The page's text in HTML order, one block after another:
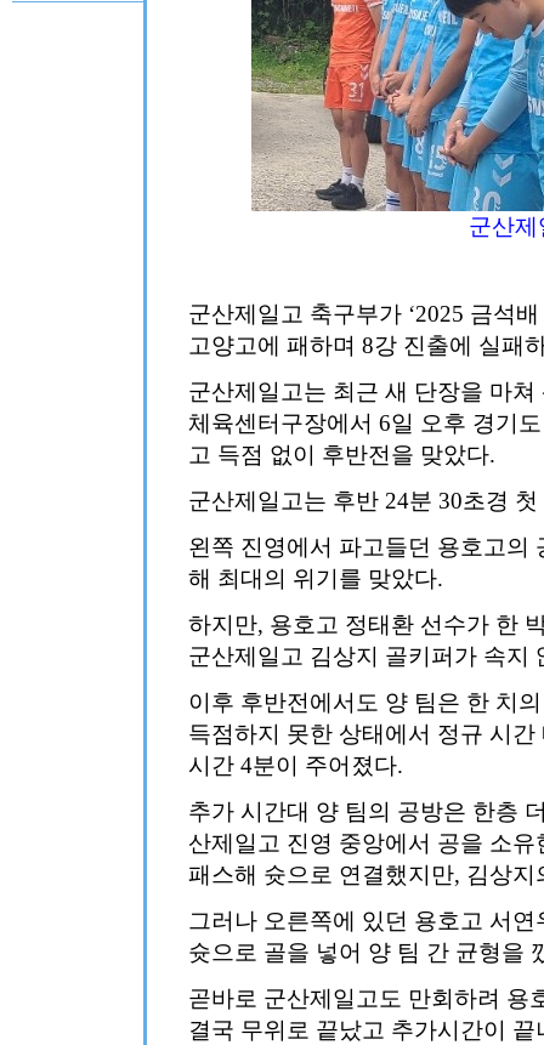
군산
군산제일고 축구부가 ‘2025 금석
고양고에 패하며 8강 진출에 실패
군산제일고는 최근 새 단장을 마
체육센터구장에서 6일 오후 경기
고 득점 없이 후반전을 맞았다.
군산제일고는 후반 24분 30초경
왼쪽 진영에서 파고들던 용호고의
해 최대의 위기를 맞았다.
하지만, 용호고 정태환 선수가 한
군산제일고 김상지 골키퍼가 속지
이후 후반전에서도 양 팀은 한 치
득점하지 못한 상태에서 정규 시
시간 4분이 주어졌다.
추가 시간대 양 팀의 공방은 한층
산제일고 진영 중앙에서 공을 소
패스해 슛으로 연결했지만, 김상지
그러나 오른쪽에 있던 용호고 서
슛으로 골을 넣어 양 팀 간 균형을
곧바로 군산제일고도 만회하려 용
결국 무위로 끝났고 추가시간이